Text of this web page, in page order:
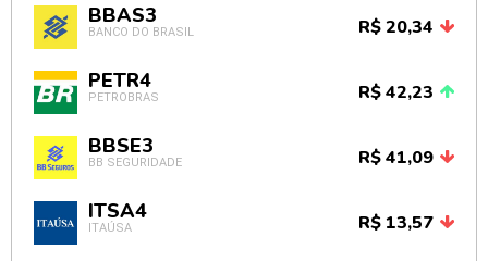
BBAS3
BANCO DO BRASIL R$ 20,34
PETR4
PETROBRAS R$ 42,23
BBSE3
BB SEGURIDADE R$ 41,09
ITSA4
ITAÚSA R$ 13,57